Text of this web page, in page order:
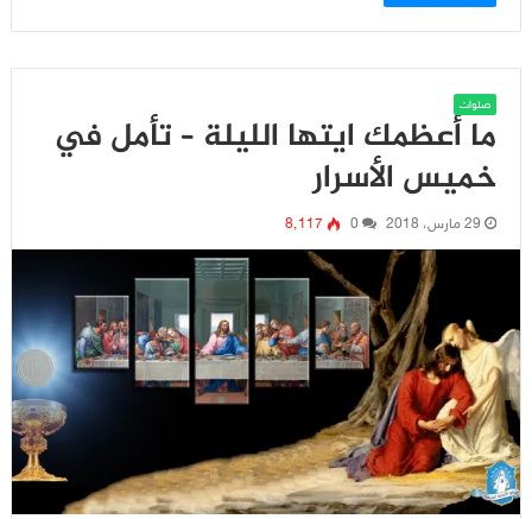
صلوات
ما أعظمك ايتها الليلة – تأمل في
خميس الأسرار
29 مارس، 2018 0 8٬117